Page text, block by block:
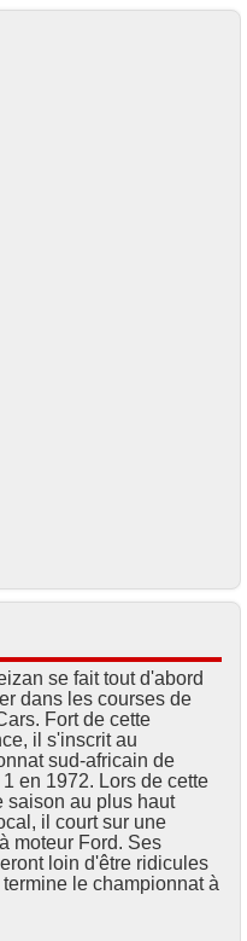
se fait tout d'abord
dans les courses de
Fort de cette
il s'inscrit au
sud-africain de
en 1972. Lors de cette
saison au plus haut
il court sur une
moteur Ford. Ses
loin d'être ridicules
le championnat à